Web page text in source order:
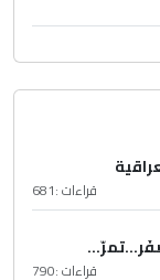
قراءات :681
قراءات :790